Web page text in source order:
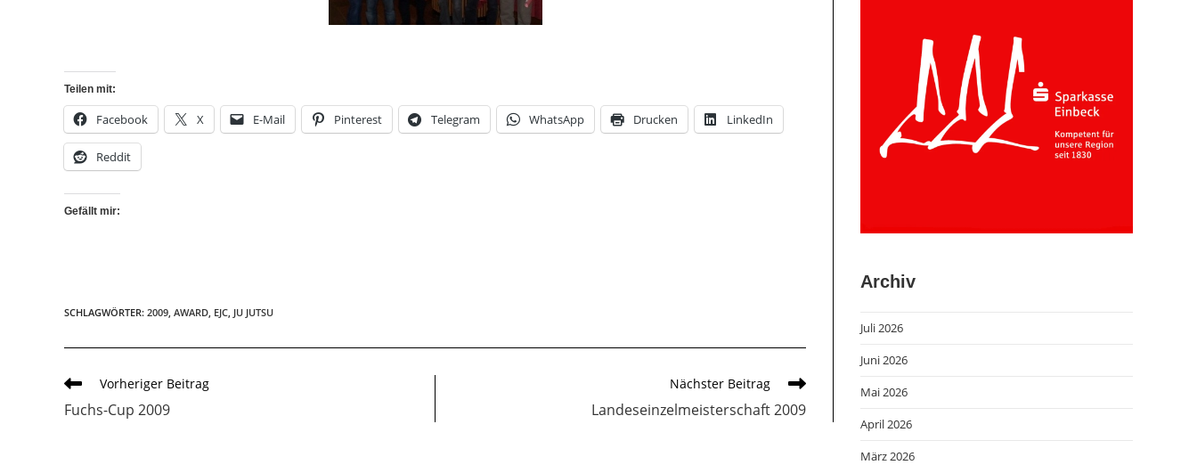
Teilen mit:
Facebook X E-Mail Pinterest Telegram WhatsApp Drucken LinkedIn
Reddit
Gefällt mir:
SCHLAGWÖRTER: 2009, AWARD, EJC, JU JUTSU
Weitere
ansehen
Vorheriger Beitrag
Fuchs-Cup 2009
Nächster Beitrag
Landeseinzelmeisterschaft 2009
Archiv
Juli 2026
Juni 2026
Mai 2026
April 2026
März 2026